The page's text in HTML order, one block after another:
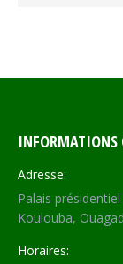
INFORMATIONS
Adresse:
Palais
Koulouba,
Horaires: